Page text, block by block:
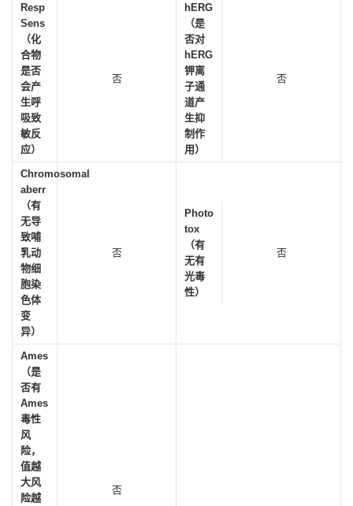
Resp
Sens
（化
合物
是否
会产
生呼
吸致
敏反
应）
否
hERG
（是
否对
hERG
钾离
子通
道产
生抑
制作
用）
否
Chromosomal
aberr
（有
无导
致哺
乳动
物细
胞染
色体
变
异）
否
Photo
tox
（有
无有
光毒
性）
否
Ames
（是
否有
Ames
毒性
风
险，
值越
大风
险越
否